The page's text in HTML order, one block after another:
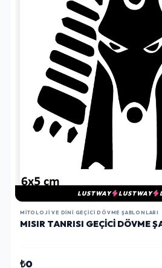
LUSTWAY LUSTWAY
MITOLOJI VE DINI GEÇICI DÖVME ŞABLONLARI
MISIR TANRISI GEÇICI DÖVME
₺0